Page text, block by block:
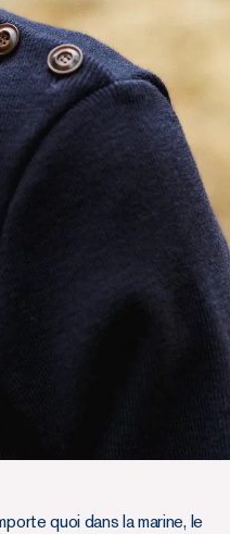
quoi dans la marine, le